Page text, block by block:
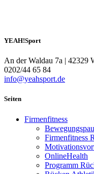
YEAH!Sport
An der Waldau 7a | 42329
0202/44 65 84
info@yeahsport.de
Seiten
Firmenfitness
Firmenfitness
OnlineHealth
Programm